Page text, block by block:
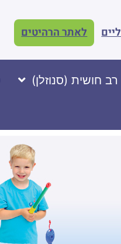
לאתר הרהיטים
חושית (סנוזלן)